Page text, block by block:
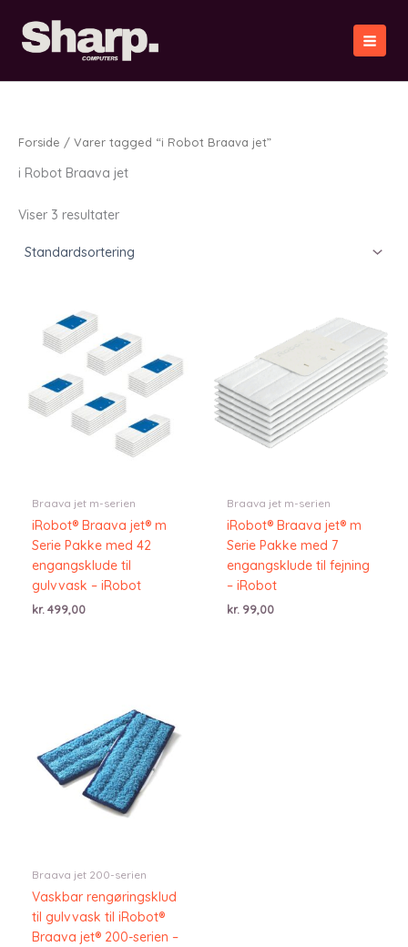
indholdet
Forside / Varer tagged “i Robot Braava jet”
i Robot Braava jet
Viser 3 resultater
Braava jet m-serien
iRobot® Braava jet® m
Serie Pakke med 42
engangsklude til
gulvvask – iRobot
kr. 499,00
Braava jet m-serien
iRobot® Braava jet® m
Serie Pakke med 7
engangsklude til fejning
– iRobot
kr. 99,00
Braava jet 200-serien
Vaskbar rengøringsklud
til gulvvask til iRobot®
Braava jet® 200-serien –